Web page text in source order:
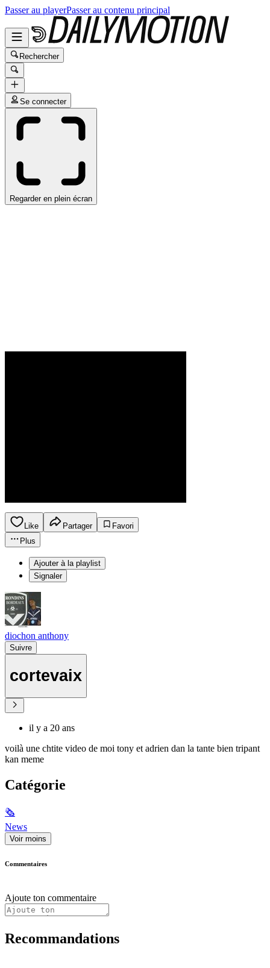
Passer au playerPasser au contenu principal
Rechercher
Se connecter
Regarder en plein écran
Like Partager
Favori
Plus
Ajouter à la playlist
Signaler
diochon anthony
Suivre
cortevaix
il y a 20 ans
voilà une chtite video de moi tony et adrien dan la tante bien tripant
kan meme
Catégorie
🗞
News
Voir moins
Commentaires
Ajoute ton commentaire
Recommandations